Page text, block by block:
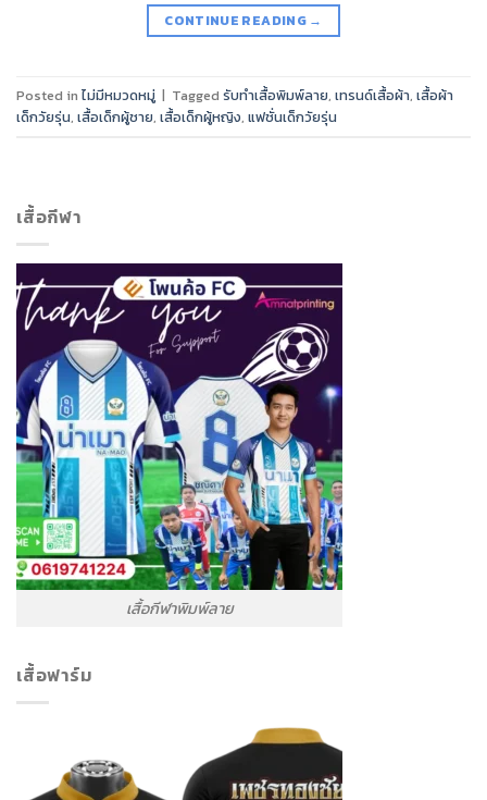
CONTINUE READING →
Posted in ไม่มีหมวดหมู่ | Tagged รับทำเสื้อพิมพ์ลาย, เทรนด์เสื้อผ้า, เสื้อผ้า
เด็กวัยรุ่น, เสื้อเด็กผู้ชาย, เสื้อเด็กผู้หญิง, แฟชั่นเด็กวัยรุ่น
เสื้อกีฬา
เสื้อกีฬาพิมพ์ลาย
เสื้อฟาร์ม